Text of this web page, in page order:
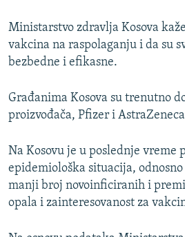
Ministarstvo zdravlja Kosova
vakcina na raspolaganju i da su
bezbedne i efikasne.
Građanima Kosova su trenutno
proizvođača, Pfizer i
Na Kosovu je u poslednje vreme
epidemiološka situacija,
manji broj novoinficiranih i
opala i zainteresovanost za